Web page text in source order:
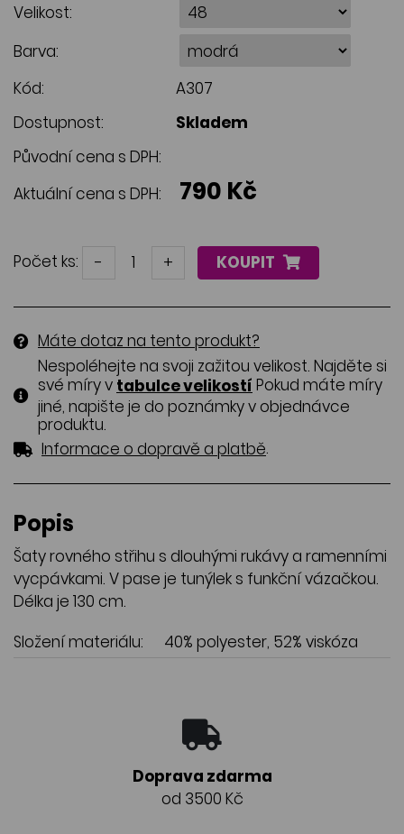
Velikost:
Barva:
Kód:
A307
Dostupnost:
Skladem
Původní cena s DPH:
Aktuální cena s DPH:
790 Kč
Počet ks: - + KOUPIT
Máte dotaz na tento produkt?
Nespoléhejte na svoji zažitou velikost. Najděte si
své míry v tabulce velikostí Pokud máte míry
jiné, napište je do poznámky v objednávce
produktu.
Informace o dopravě a platbě.
Popis
Šaty rovného střihu s dlouhými rukávy a ramenními
vycpávkami. V pase je tunýlek s funkční vázačkou.
Délka je 130 cm.
Složení materiálu:
40% polyester, 52% viskóza
Doprava zdarma
od 3500 Kč